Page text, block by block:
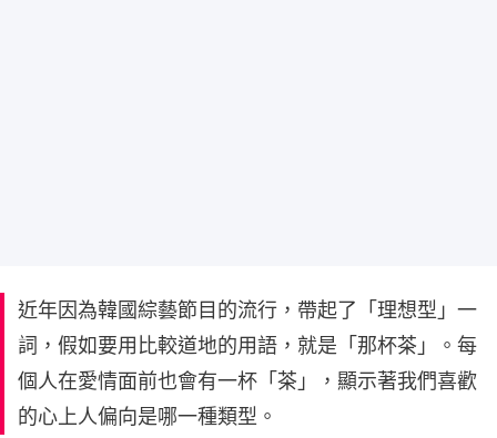
近年因為韓國綜藝節目的流行，帶起了「理想型」一
詞，假如要用比較道地的用語，就是「那杯茶」。每
個人在愛情面前也會有一杯「茶」，顯示著我們喜歡
的心上人偏向是哪一種類型。